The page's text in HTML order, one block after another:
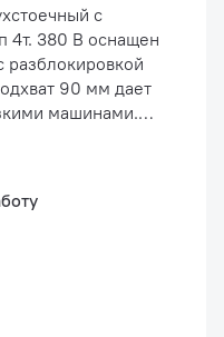
с
4т. 380 В оснащен
разблокировкой
90 мм дает
машинами.
цилиндры,